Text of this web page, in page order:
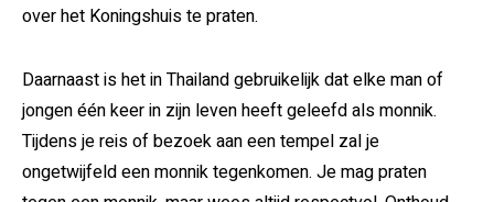
over het Koningshuis te praten.
Daarnaast is het in Thailand gebruikelijk dat elke man of
jongen één keer in zijn leven heeft geleefd als monnik.
Tijdens je reis of bezoek aan een tempel zal je
ongetwijfeld een monnik tegenkomen. Je mag praten